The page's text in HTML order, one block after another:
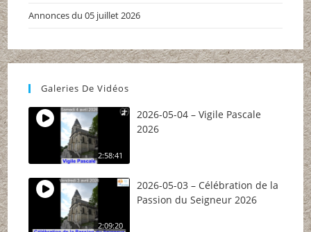
Annonces du 05 juillet 2026
Galeries De Vidéos
2:58:41
2026-05-04 – Vigile Pascale
2026
2:09:20
2026-05-03 – Célébration de la
Passion du Seigneur 2026